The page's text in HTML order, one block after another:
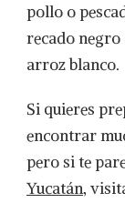
pollo o
recado
arroz blanco.
Si quieres
encontrar
pero si te
Yucatán,